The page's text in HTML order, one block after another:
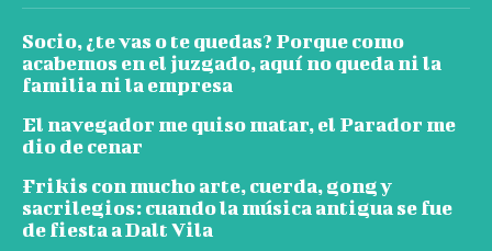
Socio, ¿te vas o te quedas? Porque como
acabemos en el juzgado, aquí no queda ni la
familia ni la empresa
El navegador me quiso matar, el Parador me
dio de cenar
Frikis con mucho arte, cuerda, gong y
sacrilegios: cuando la música antigua se fue
de fiesta a Dalt Vila